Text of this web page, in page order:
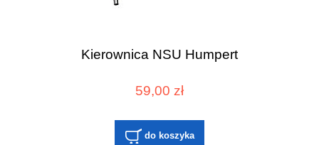
Kierownica NSU Humpert
59,00 zł
do koszyka